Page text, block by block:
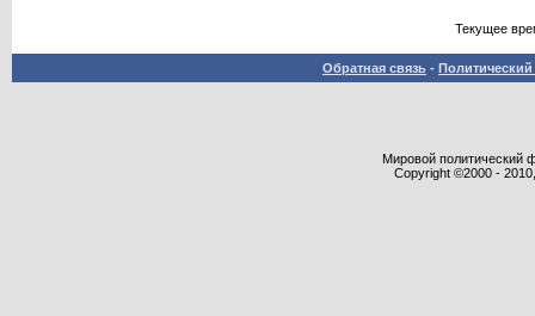
Текущее
Обратная связь -
Мировой политический
Copyright ©2000 -